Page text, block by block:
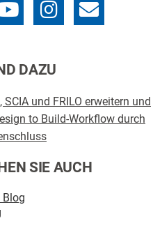
DAZU
SCIA und FRILO erweitern und
to Build-Workflow durch
SIE AUCH
Blog